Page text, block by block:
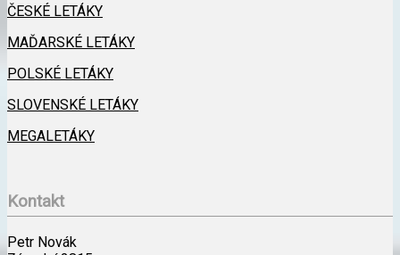
ČESKÉ LETÁKY
MAĎARSKÉ LETÁKY
POLSKÉ LETÁKY
SLOVENSKÉ LETÁKY
MEGALETÁKY
Kontakt
Petr Novák